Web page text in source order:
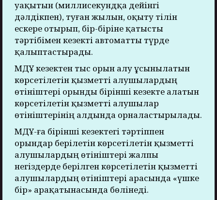
уақытын (миллисекундқа дейінгі
дәлдікпен), туған жылын, оқыту тілін
ескере отырып, бір-біріне қатысты
тәртібімен кезекті автоматты түрде
қалыптастырады.
МДҰ кезектен тыс орын алу ұсынылатын
көрсетілетін қызметті алушылардың
өтініштері орынды бірінші кезекте алатын
көрсетілетін қызметті алушылар
өтініштерінің алдында орналастырылады.
МДҰ-ға бірінші кезектегі тәртіппен
орындар берілетін көрсетілетін қызметті
алушылардың өтініштері жалпы
негіздерде берілген көрсетілетін қызметті
алушылардың өтініштері арасында «үшке
бір» арақатынасында бөлінеді.